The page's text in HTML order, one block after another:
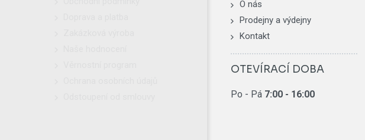
O nás
Prodejny a výdejny
Kontakt
OTEVÍRACÍ DOBA
Po - Pá 7:00- 16:00